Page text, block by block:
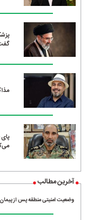
آخرین مطالب
وضعیت امنیتی منطقه پس از